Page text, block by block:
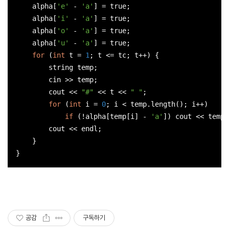
    alpha[
'e' - 'a' ] = true;
    alpha[
'i' - 'a' ] = true;
    alpha[
'o' - 'a' ] = true;
    alpha[
'u' - 'a' ] = true;
for (int t = 1 ; t <= tc; t++) {
string temp;
cin >> temp;
cout << "#" << t << " " ;
for (int i = 0; i < temp.length(); i++)
if (!alpha[temp[i] - 'a' ]) cout <<
cout << endl ;
    }
공감 구독하기